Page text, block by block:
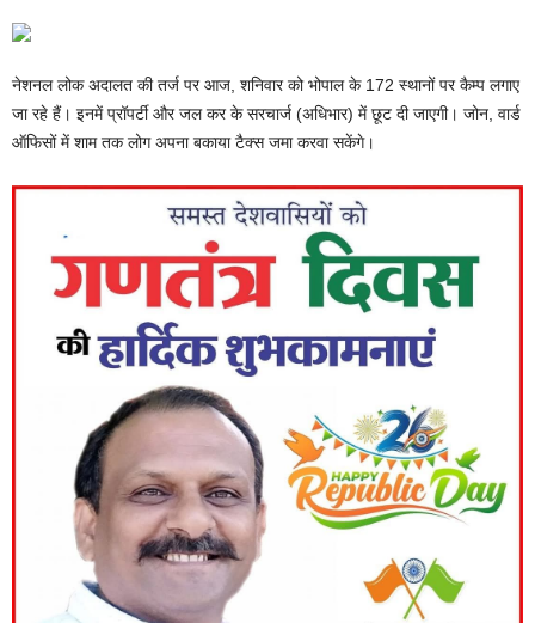
नेशनल लोक अदालत की तर्ज पर आज, शनिवार को भोपाल के 172 स्थानों पर कैम्प लगाए
जा रहे हैं। इनमें प्रॉपर्टी और जल कर के सरचार्ज (अधिभार) में छूट दी जाएगी। जोन, वार्ड
ऑफिसों में शाम तक लोग अपना बकाया टैक्स जमा करवा सकेंगे।